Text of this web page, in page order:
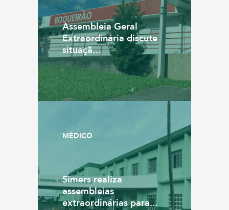
Assembleia Geral
Extraordinária discute
situaçã...
MÉDICO
Simers realiza
assembleias
extraordinárias para...